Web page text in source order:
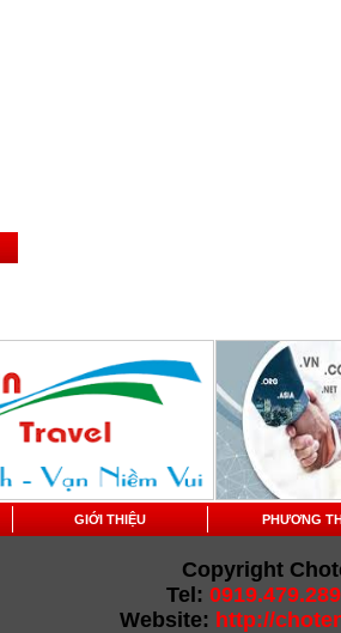
GIỚI THIỆU PHƯƠNG
Copyright
Tel: 0919.479.289
Website: http://